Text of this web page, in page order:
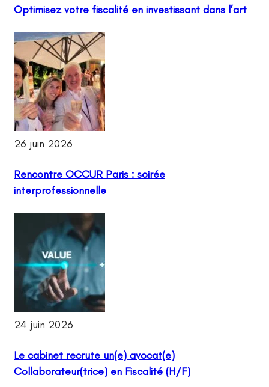
Optimisez votre fiscalité en investissant dans l’art
26 juin 2026
Rencontre OCCUR Paris : soirée
interprofessionnelle
24 juin 2026
Le cabinet recrute un(e) avocat(e)
Collaborateur(trice) en Fiscalité (H/F)